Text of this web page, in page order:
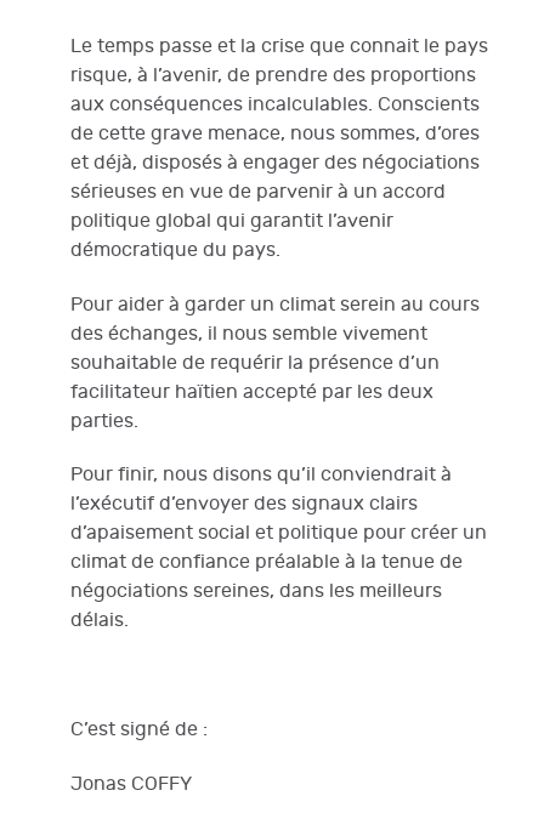
Le temps passe et la crise que connait le pays
risque, à l’avenir, de prendre des proportions
aux conséquences incalculables. Conscients
de cette grave menace, nous sommes, d’ores
et déjà, disposés à engager des négociations
sérieuses en vue de parvenir à un accord
politique global qui garantit l’avenir
démocratique du pays.
Pour aider à garder un climat serein au cours
des échanges, il nous semble vivement
souhaitable de requérir la présence d’un
facilitateur haïtien accepté par les deux
parties.
Pour finir, nous disons qu’il conviendrait à
l’exécutif d’envoyer des signaux clairs
d’apaisement social et politique pour créer un
climat de confiance préalable à la tenue de
négociations sereines, dans les meilleurs
délais.
C’est signé de :
Jonas COFFY